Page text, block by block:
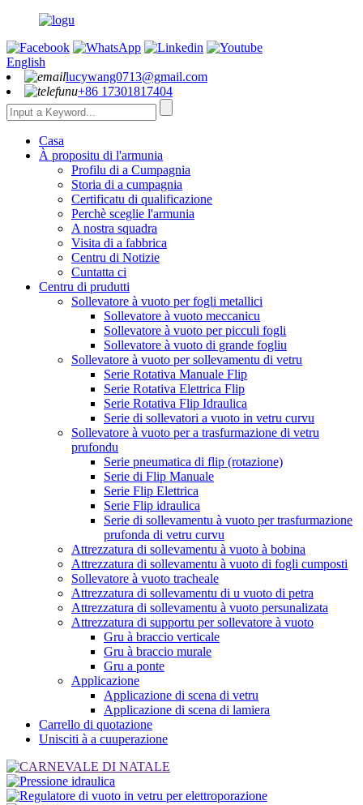
English
lucywang0713@gmail.com
+86 17301817404
Casa
À propositu di l'armunia
Profilu di a Cumpagnia
Storia di a cumpagnia
Certificatu di qualificazione
Perchè sceglie l'armunia
A nostra squadra
Visita di a fabbrica
Centru di Notizie
Cuntatta ci
Centru di prudutti
Sollevatore à vuoto per fogli metallici
Sollevatore à vuoto meccanicu
Sollevatore à vuoto per picculi fogli
Sollevatore à vuoto di grande fogliu
Sollevatore à vuoto per sollevamentu di vetru
Serie Rotativa Manuale Flip
Serie Rotativa Elettrica Flip
Serie Rotativa Flip Idraulica
Serie di sollevatori a vuoto in vetru curvu
Sollevatore à vuoto per a trasfurmazione di vetru
prufondu
Serie pneumatica di flip (rotazione)
Serie di Flip Manuale
Serie Flip Elettrica
Serie Flip idraulica
Serie di sollevamentu à vuoto per trasfurmazione
prufonda di vetru curvu
Attrezzatura di sollevamentu à vuoto à bobina
Attrezzatura di sollevamentu à vuoto di fogli cumposti
Sollevatore à vuoto tracheale
Attrezzatura di sollevamentu di u vuoto di petra
Attrezzatura di sollevamentu à vuoto persunalizata
Attrezzatura di supportu per sollevatore à vuoto
Gru à braccio verticale
Gru à braccio murale
Gru a ponte
Applicazione
Applicazione di scena di vetru
Applicazione di scena di lamiera
Carrello di quotazione
Unisciti à a cuuperazione